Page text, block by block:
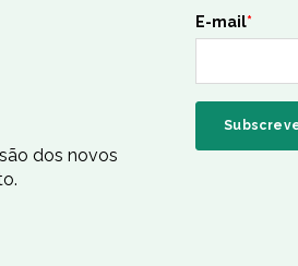
dos novos
E-mail*